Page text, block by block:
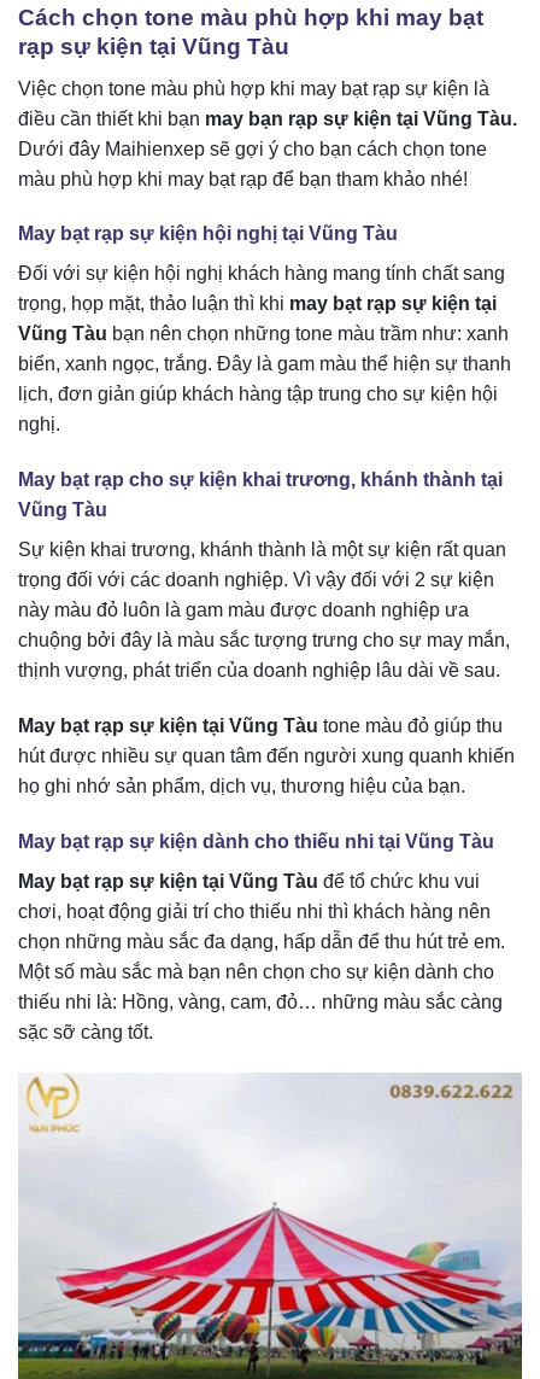
Cách chọn tone màu phù hợp khi may bạt
rạp sự kiện tại Vũng Tàu
Việc chọn tone màu phù hợp khi may bạt rạp sự kiện là
điều cần thiết khi bạn may bạn rạp sự kiện tại Vũng Tàu.
Dưới đây Maihienxep sẽ gợi ý cho bạn cách chọn tone
màu phù hợp khi may bạt rạp để bạn tham khảo nhé!
May bạt rạp sự kiện hội nghị tại Vũng Tàu
Đối với sự kiện hội nghị khách hàng mang tính chất sang
trọng, họp mặt, thảo luận thì khi may bạt rạp sự kiện tại
Vũng Tàu bạn nên chọn những tone màu trầm như: xanh
biển, xanh ngọc, trắng. Đây là gam màu thể hiện sự thanh
lịch, đơn giản giúp khách hàng tập trung cho sự kiện hội
nghị.
May bạt rạp cho sự kiện khai trương, khánh thành tại
Vũng Tàu
Sự kiện khai trương, khánh thành là một sự kiện rất quan
trọng đối với các doanh nghiệp. Vì vậy đối với 2 sự kiện
này màu đỏ luôn là gam màu được doanh nghiệp ưa
chuộng bởi đây là màu sắc tượng trưng cho sự may mắn,
thịnh vượng, phát triển của doanh nghiệp lâu dài về sau.
May bạt rạp sự kiện tại Vũng Tàu tone màu đỏ giúp thu
hút được nhiều sự quan tâm đến người xung quanh khiến
họ ghi nhớ sản phẩm, dịch vụ, thương hiệu của bạn.
May bạt rạp sự kiện dành cho thiếu nhi tại Vũng Tàu
May bạt rạp sự kiện tại Vũng Tàu để tổ chức khu vui
chơi, hoạt động giải trí cho thiếu nhi thì khách hàng nên
chọn những màu sắc đa dạng, hấp dẫn để thu hút trẻ em.
Một số màu sắc mà bạn nên chọn cho sự kiện dành cho
thiếu nhi là: Hồng, vàng, cam, đỏ… những màu sắc càng
sặc sỡ càng tốt.